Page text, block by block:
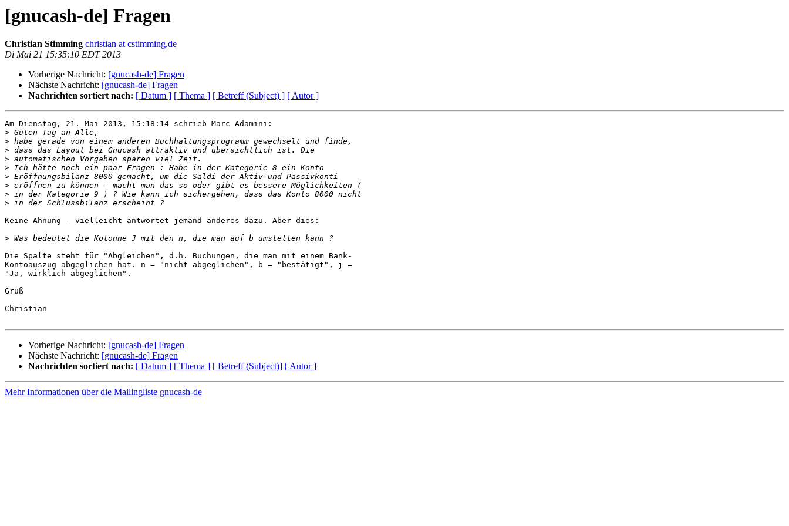
[gnucash-de] Fragen
Christian Stimming christian at cstimming.de
Di Mai 21 15:35:10 EDT 2013
Vorherige Nachricht: [gnucash-de] Fragen
Nächste Nachricht: [gnucash-de] Fragen
Nachrichten sortiert nach: [ Datum ] [ Thema ] [ Betreff (Subject) ] [ Autor ]
Am Dienstag, 21. Mai 2013, 15:18:14 schrieb Marc Adamini:
>
>
>
>
>
>
>
>
>
Keine Ahnung - vielleicht antwortet jemand anderes dazu. Aber dies:
>
Die Spalte steht für "Abgleichen", d.h. Buchungen, die man mit einem Bank-
Kontoauszug abgeglichen hat. n = "nicht abgeglichen", b = "bestätigt", j =
"Ja, wirklich abgeglichen".
Gruß
Christian
Vorherige Nachricht: [gnucash-de] Fragen
Nächste Nachricht: [gnucash-de] Fragen
Nachrichten sortiert nach: [ Datum ] [ Thema ] [ Betreff (Subject)] [ Autor ]
Mehr Informationen über die Mailingliste gnucash-de